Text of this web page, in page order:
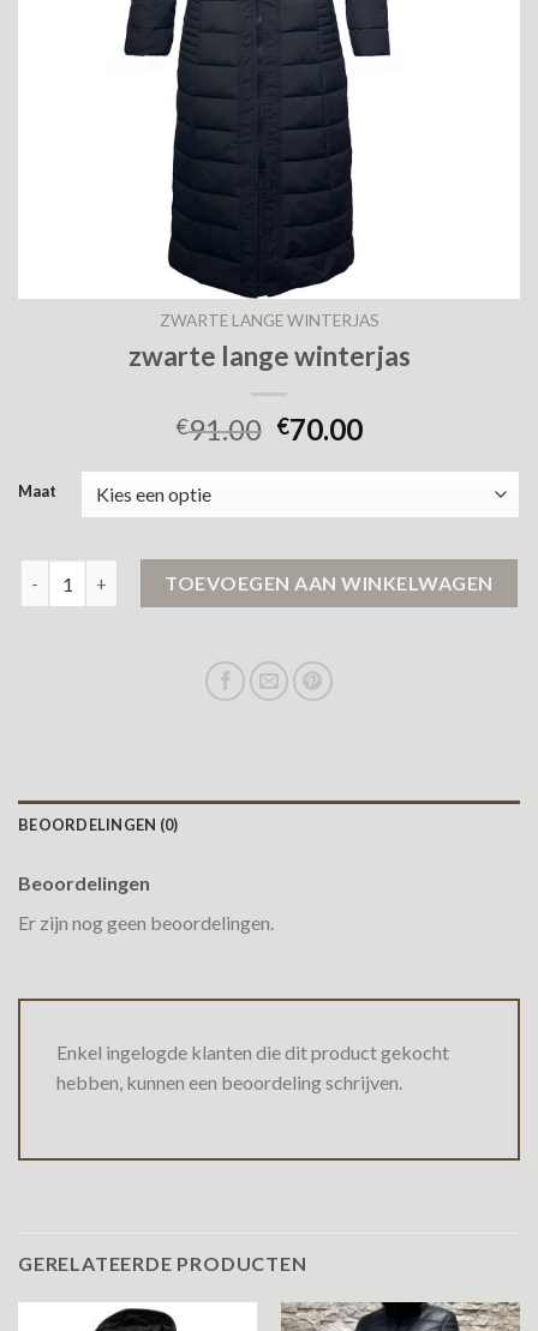
ZWARTE LANGE WINTERJAS
zwarte lange winterjas
€91.00 €70.00
Maat
TOEVOEGEN AAN WINKELWAGEN
BEOORDELINGEN (0)
Beoordelingen
Er zijn nog geen beoordelingen.
Enkel ingelogde klanten die dit product gekocht
hebben, kunnen een beoordeling schrijven.
GERELATEERDE PRODUCTEN